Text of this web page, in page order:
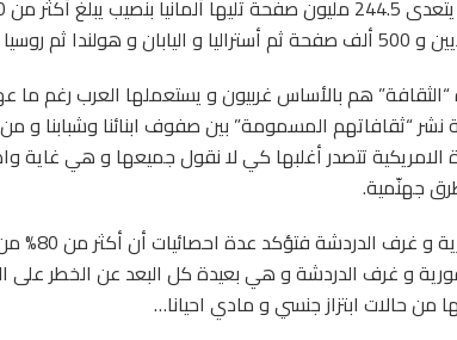
هم بالأساس غربيون و يستعملها العرب رغم ما
نشر “ثقافاتهم المسمومة” بين صفوف ابنائنا وشبابنا
الامريكية تتصدر أغلبها كي لا نقول جميعها و هي
جهنّمية.
أما عن مواقع
و غرف الدردشة و هي بعيدة كل البعد عن الخطر على
من حالات ابتزاز جنسي و مادي احيانا…